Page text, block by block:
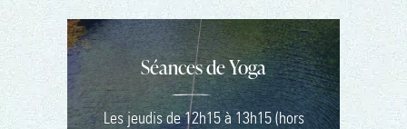
Séances de Yoga
Les jeudis de 12h15 à 13h15 (hors